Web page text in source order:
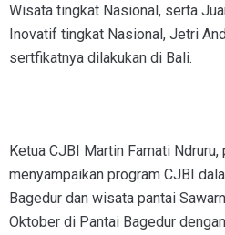
Wisata tingkat Nasional, serta
Inovatif tingkat Nasional, Jetri
sertfikatnya dilakukan di Bali.
Ketua CJBI Martin Famati
menyampaikan program CJBI
Bagedur dan wisata pantai
Oktober di Pantai Bagedur